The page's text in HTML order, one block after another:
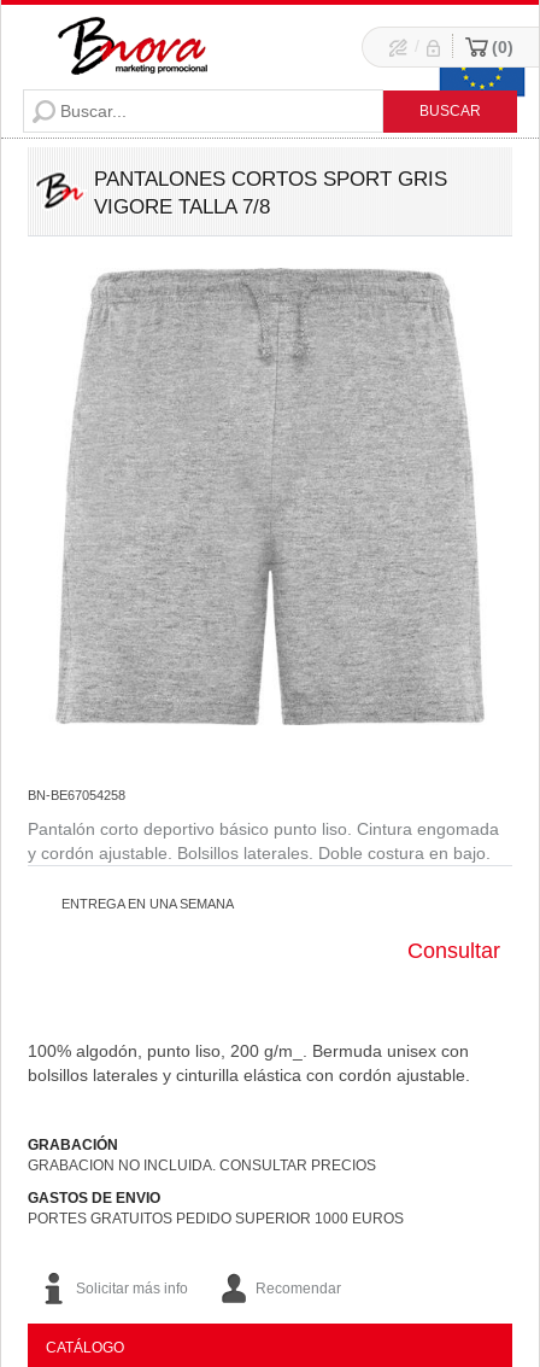
/ 0
PANTALONES CORTOS SPORT GRIS
VIGORE TALLA 7/8
BN-BE67054258
Pantalón corto deportivo básico punto liso. Cintura engomada
y cordón ajustable. Bolsillos laterales. Doble costura en bajo.
ENTREGA EN UNA SEMANA
Consultar
100% algodón, punto liso, 200 g/m_. Bermuda unisex con
bolsillos laterales y cinturilla elástica con cordón ajustable.
GRABACIÓN
GRABACION NO INCLUIDA. CONSULTAR PRECIOS
GASTOS DE ENVIO
PORTES GRATUITOS PEDIDO SUPERIOR 1000 EUROS
Solicitar más info Recomendar
CATÁLOGO